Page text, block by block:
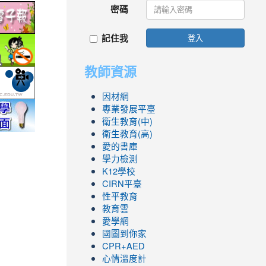
http://epaper.edu.tw/
school_index.aspx?
cooler/default.aspx
http://health99.doh.gov.tw/box2/smokefreelife/Default.aspx
green-http://mod.tyc.edu.tw/
link
to
https://exam.tcte.edu.tw/tbt_html/
https://reurl.cc/GmMWYG
https://reurl.cc/pgQORQ
https://airtw.epa.gov.tw/
https://168.motc.gov.tw/theme/safemonth/
密碼
記住我 登入
教師資源
因材網
專業發展平臺
衛生教育(中)
衛生教育(高)
愛的書庫
學力檢測
K12學校
CIRN平臺
性平教育
教育雲
愛學網
國圖到你家
CPR+AED
心情溫度計